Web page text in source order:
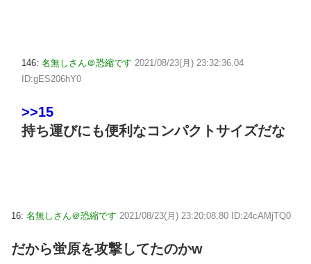
146: 名無しさん＠恐縮です 2021/08/23(月) 23:32:36.04
ID:gES206hY0
>>15
持ち運びにも便利なコンパクトサイズだな
16: 名無しさん＠恐縮です 2021/08/23(月) 23:20:08.80 ID:24cAMjTQ0
だから蛍原を攻撃してたのかw